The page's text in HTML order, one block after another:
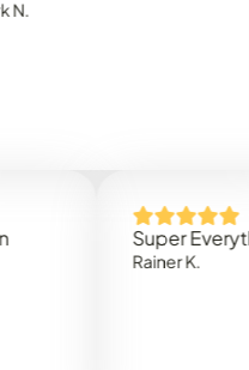
Super Everything